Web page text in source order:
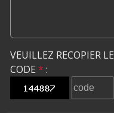
VEUILLEZ RECOPIER LE
CODE * :